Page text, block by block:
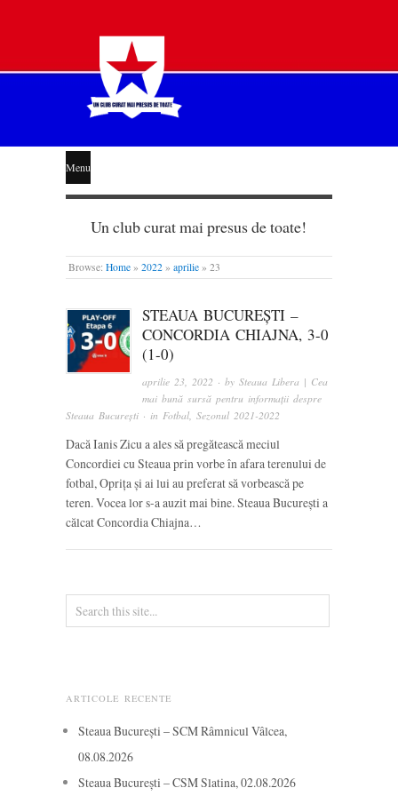
STEAUA
LIBERĂ
Menu
Un club curat mai presus de toate!
Browse: Home » 2022 » aprilie » 23
STEAUA BUCUREȘTI –
CONCORDIA CHIAJNA, 3-0
(1-0)
aprilie 23, 2022 · bySteaua Libera | Cea
mai bună sursă pentru informații despre
Steaua București · in Fotbal, Sezonul 2021-2022
Dacă Ianis Zicu a ales să pregătească meciul
Concordiei cu Steaua prin vorbe în afara terenului de
fotbal, Oprița și ai lui au preferat să vorbească pe
teren. Vocea lor s-a auzit mai bine. Steaua București a
călcat Concordia Chiajna…
ARTICOLE RECENTE
Steaua București – SCM Râmnicul Vâlcea,
08.08.2026
Steaua București – CSM Slatina, 02.08.2026